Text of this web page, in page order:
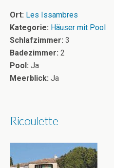
Ort: Les Issambres
Kategorie: Häuser mit Pool
Schlafzimmer: 3
Badezimmer: 2
Pool: Ja
Meerblick: Ja
Ricoulette